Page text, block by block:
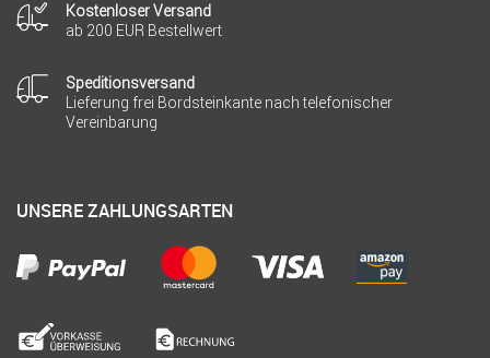
Kostenloser Versand
ab 200 EUR Bestellwert
Speditionsversand
Lieferung frei Bordsteinkante nach telefonischer
Vereinbarung
UNSERE ZAHLUNGSARTEN